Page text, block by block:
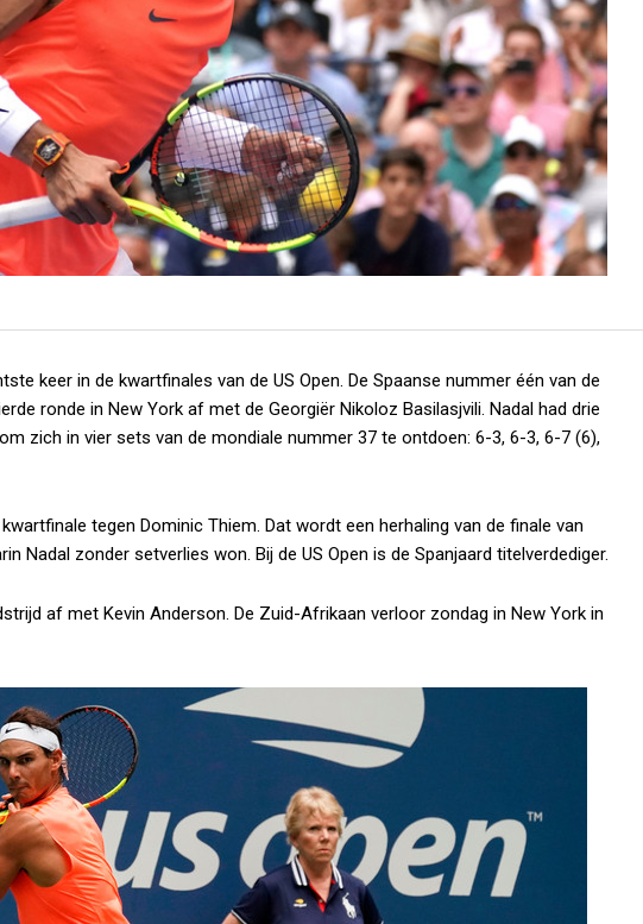
keer in de kwartfinales van de US Open. De Spaanse nummer één van de
ronde in New York af met de Georgiër Nikoloz Basilasjvili. Nadal had drie
zich in vier sets van de mondiale nummer 37 te ontdoen: 6-3, 6-3, 6-7 (6),
tegen Dominic Thiem. Dat wordt een herhaling van de finale van
Nadal zonder setverlies won. Bij de US Open is de Spanjaard titelverdediger.
af met Kevin Anderson. De Zuid-Afrikaan verloor zondag in New York in